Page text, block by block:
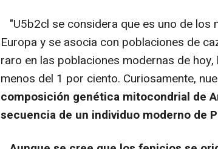
"U5b2cl se considera que es uno de los
Europa y se asocia con poblaciones de
raro en las poblaciones modernas de
menos del 1 por ciento. Curiosamente,
composición genética mitocondrial de
secuencia de un individuo moderno de